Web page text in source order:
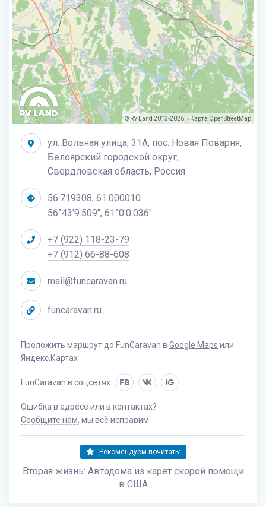
© RV Land 2013-2026 | Карта OpenStreetMap
ул. Вольная улица, 31А, пос. Новая Поварня,
Белоярский городской округ,
Свердловская область, Россия
56.719308, 61.000010
56°43'9.509", 61°0'0.036"
+7 (922) 118-23-79
+7 (912) 66-88-608
mail@funcaravan.ru
funcaravan.ru
Проложить маршрут до FunCaravan в Google Maps или
Яндекс.Картах
FunCaravan в соцсетях: FB IG
Ошибка в адресе или в контактах?
Сообщите нам, мы всё исправим
Рекомендуем почитать:
Вторая жизнь: Автодома из карет скорой помощи
в США